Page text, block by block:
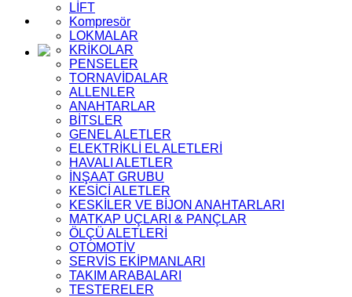
LİFT
Kompresör
LOKMALAR
KRİKOLAR
PENSELER
TORNAVİDALAR
ALLENLER
ANAHTARLAR
BİTSLER
GENEL ALETLER
ELEKTRİKLİ EL ALETLERİ
HAVALI ALETLER
İNŞAAT GRUBU
KESİCİ ALETLER
KESKİLER VE BİJON ANAHTARLARI
MATKAP UÇLARI & PANÇLAR
ÖLÇÜ ALETLERİ
OTOMOTİV
SERVİS EKİPMANLARI
TAKIM ARABALARI
TESTERELER